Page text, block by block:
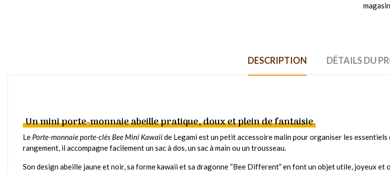
magasin
DESCRIPTION DÉTAILS DU
Un mini porte-monnaie abeille pratique, doux et plein de fantaisie
Le Porte-monnaie porte-clés Bee Mini Kawaiide Legami est un petit accessoire malin pour organiser les
rangement, il accompagne facilement un sac à dos, un sac à main ou un trousseau.
Son design abeille jaune et noir, sa forme kawaii et sa dragonne “Bee Different” en font un objet utile, joyeux et